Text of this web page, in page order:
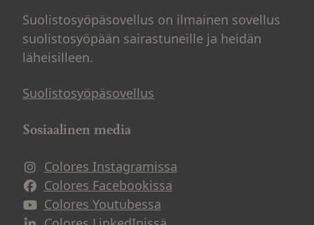
Suolistosyöpäsovellus on ilmainen sovellus
suolistosyöpään sairastuneille ja heidän
läheisilleen.
Suolistosyöpäsovellus
Sosiaalinen media
Colores Instagramissa
Avautuu uuteen ikkunaan
Colores Facebookissa
Avautuu uuteen ikkunaan
Colores Youtubessa
Avautuu uuteen ikkunaan